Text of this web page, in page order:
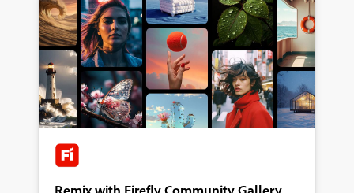
Remix with Firefly Community Gallery